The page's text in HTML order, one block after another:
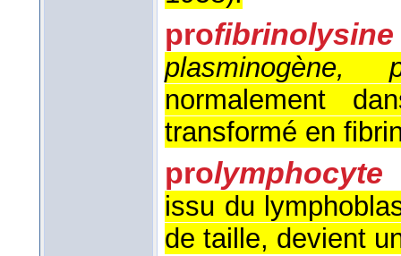
profibrinolysine
plasminogène,
normalement
transformé en
prolymphocyte
issu du
de taille, devient